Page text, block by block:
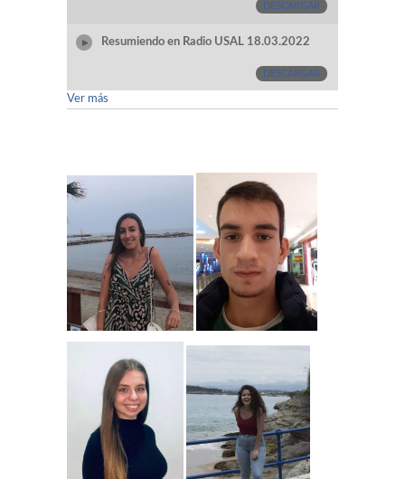
DESCARGAR
Resumiendo en Radio USAL 18.03.2022
DESCARGAR
Ver más